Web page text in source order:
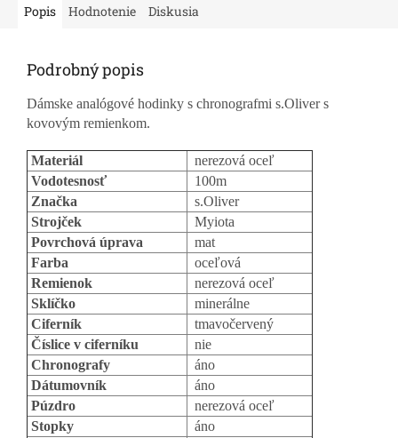
Popis Hodnotenie Diskusia
Podrobný popis
Dámske analógové hodinky s chronografmi s.Oliver s
kovovým remienkom.
Materiál
nerezová oceľ
Vodotesnosť
100m
Značka
s.Oliver
Strojček
Myiota
Povrchová úprava
mat
Farba
oceľová
Remienok
nerezová oceľ
Sklíčko
minerálne
Ciferník
tmavočervený
Číslice v ciferníku
nie
Chronografy
áno
Dátumovník
áno
Púzdro
nerezová oceľ
Stopky
áno